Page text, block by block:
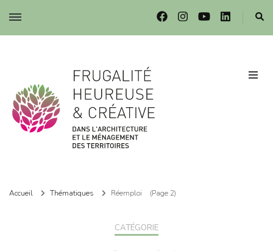
Frugalité dans l'architecture et le ménagement des territoires
Accueil Thématiques Réemploi (Page 2)
CATÉGORIE